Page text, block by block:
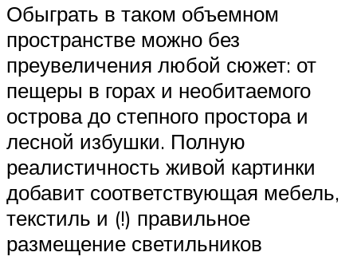
Обыграть в таком объемном
пространстве можно без
преувеличения любой сюжет: от
пещеры в горах и необитаемого
острова до степного простора и
лесной избушки. Полную
реалистичность живой картинки
добавит соответствующая мебель,
текстиль и (!) правильное
размещение светильников